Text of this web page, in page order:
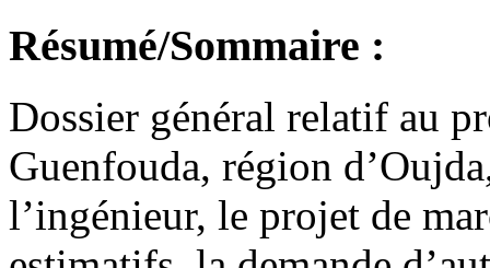
Résumé/Sommaire :
Dossier général relatif au
Guenfouda, région
l’ingénieur, le projet de